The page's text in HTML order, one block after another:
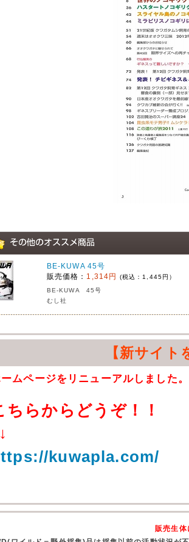
BE-KUWA 45号
販売価格： 1,314円
(税込：1,445円）
BE-KUWA 45号
むし社
【新サイト
ムページをリニューアルしました。
ちらからどうぞ！！
kuwapla.com/
販売生体